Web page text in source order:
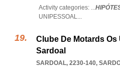
Activity categories: ...
UNIPESSOAL...
Clube De Motards
Sardoal
SARDOAL, 2230-140,